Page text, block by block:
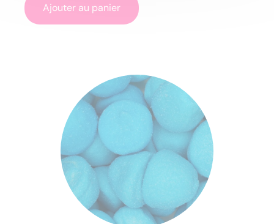
Ajouter au panier